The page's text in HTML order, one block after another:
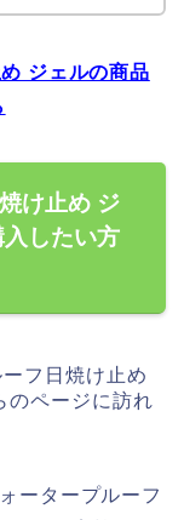
ジェルの商品
け止め ジ
したい方
フ日焼け止め
のページに訪れ
ータープルーフ